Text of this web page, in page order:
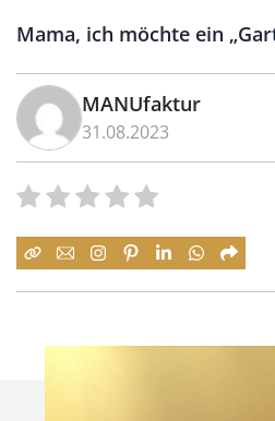
Mama, ich möchte ein
MANUfaktur
31.08.2023